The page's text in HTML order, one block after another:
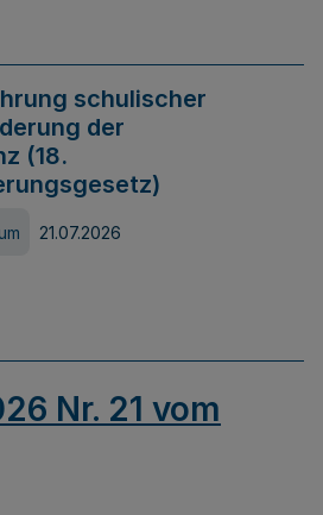
schulischer
der
(18.
21.07.2026
Nr. 21 vom